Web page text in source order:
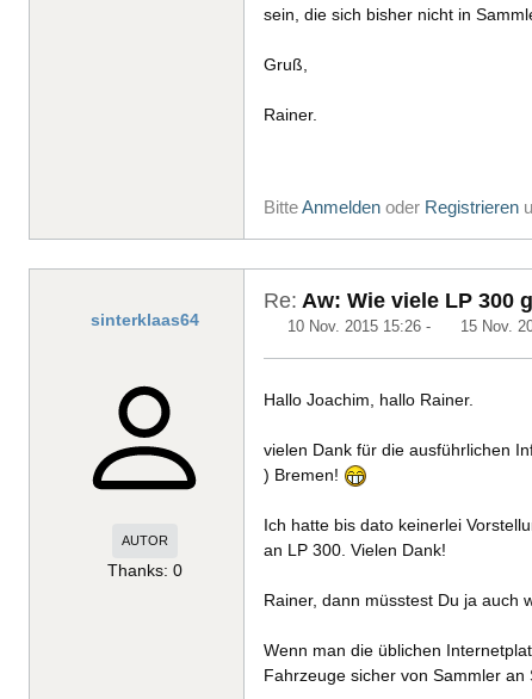
sein, die sich bisher nicht in
Gruß,
Rainer.
BitteAnmelden oder Registrieren
sinterklaas64
AUTOR
Thanks: 0
Re: Aw: Wie viele LP 300
10 Nov. 2015 15:26 - 15 Nov.
Hallo Joachim, hallo Rainer.
vielen Dank für die ausführlichen
) Bremen!
Ich hatte bis dato keinerlei
an LP 300. Vielen Dank!
Rainer, dann müsstest Du ja auch
Wenn man die üblichen
Fahrzeuge sicher von Sammler an